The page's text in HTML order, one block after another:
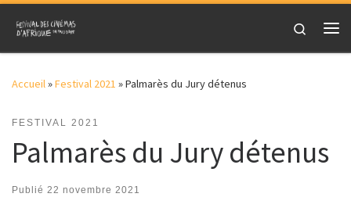
Skip to content
Search
Accueil»Festival 2021 »Palmarès du Jury détenus
FESTIVAL 2021
Palmarès du Jury détenus
Publié 22 novembre 2021